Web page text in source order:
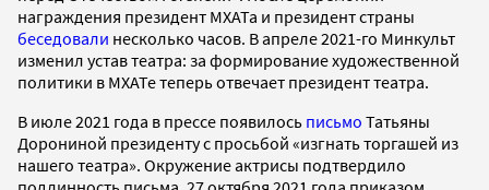
награждения президент МХАТа и президент страны
беседовали несколько часов. В апреле 2021-го Минкульт
изменил устав театра: за формирование художественной
политики в МХАТе теперь отвечает президент театра.
В июле 2021 года в прессе появилось письмо Татьяны
Дорониной президенту с просьбой «изгнать торгашей из
нашего театра». Окружение актрисы подтвердило